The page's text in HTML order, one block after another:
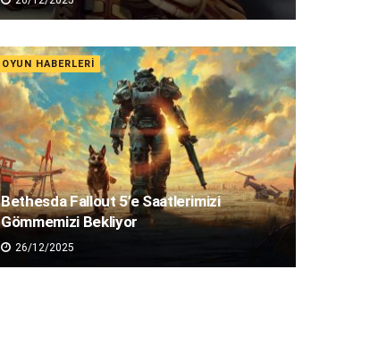
OYUN HABERLERI
Bethesda Fallout 5’e Saatlerimizi
Gömmemizi Bekliyor
26/12/2025